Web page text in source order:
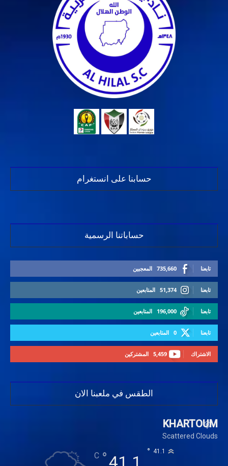
حسابنا على انستغرام
حساباتنا الرسمية
735,660 المعجبين تابعنا
51,374 المتابعين تابعنا
196,000 المتابعين تابعنا
0 المتابعين تابعنا
5,459 المشتركين الاشتراك
الطقس في ملعبنا الان
KHARTOUM
Scattered Clouds
41.1
°
C 41.1
°